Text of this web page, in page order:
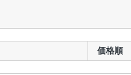
価格順